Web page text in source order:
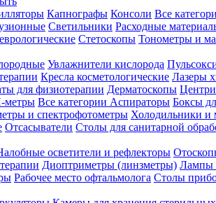
Капнографы Консоли Все
Светильники Расходные
Стетоскопы Тонометры и
Увлажнители кислорода
Кресла косметологические Лазеры
для физиотерапии Дерматоскопы
метры Все категории Аспираторы Боксы
и спектрофотометры Холодильники и
Отсасыватели Столы для санитарной
осветители и рефлекторы
Диоптриметры (линзметры) Лампы
Рабочее место офтальмолога Столы